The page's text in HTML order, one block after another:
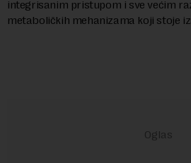
integrisanim pristupom i sve većim
metaboličkih mehanizama koji stoje